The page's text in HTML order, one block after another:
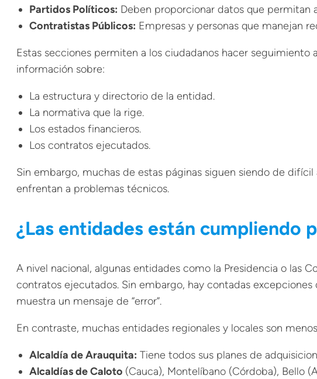
Partidos Políticos: Deben proporcionar datos que permitan
Contratistas Públicos: Empresas y personas que manejan
Estas secciones permiten a los ciudadanos hacer
información sobre:
La estructura y directorio de la entidad.
La normativa que la rige.
Los estados financieros.
Los contratos ejecutados.
Sin embargo, muchas de estas páginas siguen siendo de
enfrentan a problemas técnicos.
¿Las entidades están cumpliendo
A nivel nacional, algunas entidades como la Presidencia o las
contratos ejecutados. Sin embargo, hay contadas
muestra un mensaje de “error”.
En contraste, muchas entidades regionales y locales son
Alcaldía de Arauquita: Tiene todos sus planes de
Alcaldías de Caloto (Cauca), Montelíbano (Córdoba), Bello